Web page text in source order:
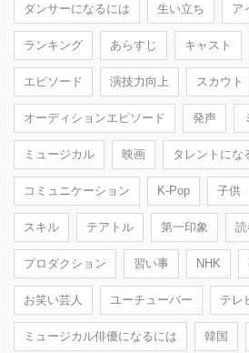
ダンサーになるには 生い立ち ア
ランキング あらすじ キャスト
エピソード 演技力向上 スカウト
オーディションエピソード 発声
ミュージカル 映画 タレントにな
コミュニケーション K-Pop 子供
スキル テアトル 第一印象
プロダクション 習い事 NHK
お笑い芸人 ユーチューバー テレ
ミュージカル俳優になるには 韓国